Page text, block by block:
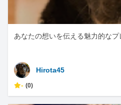
あなたの想いを伝える魅力的な
Hirota45
- (0)